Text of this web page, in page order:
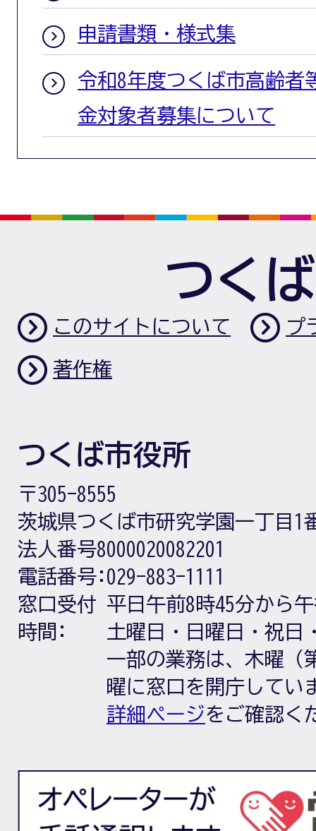
申請書類・様式集
令和8年度つくば市高齢者
金対象者募集について
つく
このサイトについて プ
著作権
つくば市役所
〒305-8555
茨城県つくば市研究学園一丁目1
法人番号8000020082201
電話番号: 029-883-1111
窓口受付
時間:
平日午前8時45分から
土曜日・日曜日・祝日
一部の業務は、木曜（
曜に窓口を開庁してい
詳細ページをご確認く